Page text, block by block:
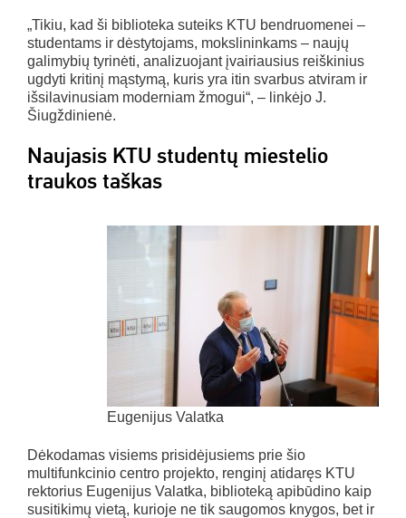
„Tikiu, kad ši biblioteka suteiks KTU bendruomenei –
studentams ir dėstytojams, mokslininkams – naujų
galimybių tyrinėti, analizuojant įvairiausius reiškinius
ugdyti kritinį mąstymą, kuris yra itin svarbus atviram ir
išsilavinusiam moderniam žmogui“, – linkėjo J.
Šiugždinienė.
Naujasis KTU studentų miestelio
traukos taškas
Eugenijus Valatka
Dėkodamas visiems prisidėjusiems prie šio
multifunkcinio centro projekto, renginį atidaręs KTU
rektorius Eugenijus Valatka, biblioteką apibūdino kaip
susitikimų vietą, kurioje ne tik saugomos knygos, bet ir